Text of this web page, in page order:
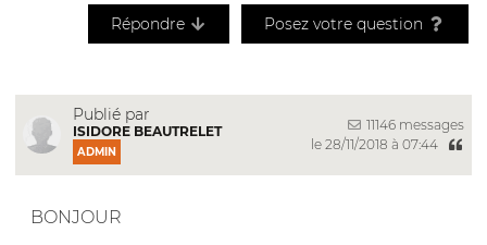
Répondre Posez votre question
Publié par
ISIDORE BEAUTRELET
ADMIN
11146 messages
le 28/11/2018 à 07:44
BONJOUR